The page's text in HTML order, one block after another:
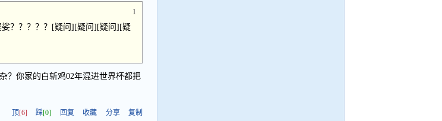
1
娑？？？？？[疑问][疑问][疑问][疑
？你家的白斩鸡02年混进世界杯都把
顶[6] 踩[0] 回复 收藏 分享 复制